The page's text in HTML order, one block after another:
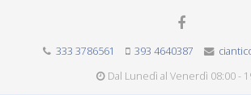
333 3786561 393 4640387
Dal Lunedì al Venerdì 08:00 -